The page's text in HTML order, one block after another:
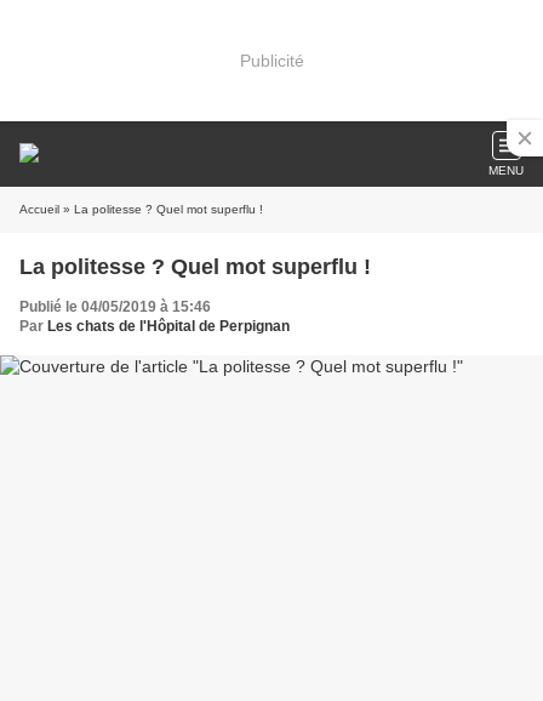
Publicité
MENU
Accueil » La politesse ? Quel mot superflu !
La politesse ? Quel mot superflu !
Publié le 04/05/2019 à 15:46
Par Les chats de l'Hôpital de Perpignan